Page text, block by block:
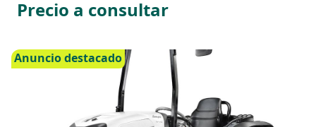
Precio a consultar
Anuncio destacado